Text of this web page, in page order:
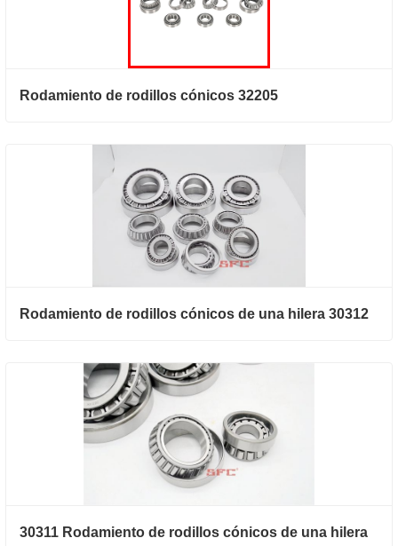
Rodamiento de rodillos cónicos 32205
Rodamiento de rodillos cónicos de una hilera 30312
30311 Rodamiento de rodillos cónicos de una hilera